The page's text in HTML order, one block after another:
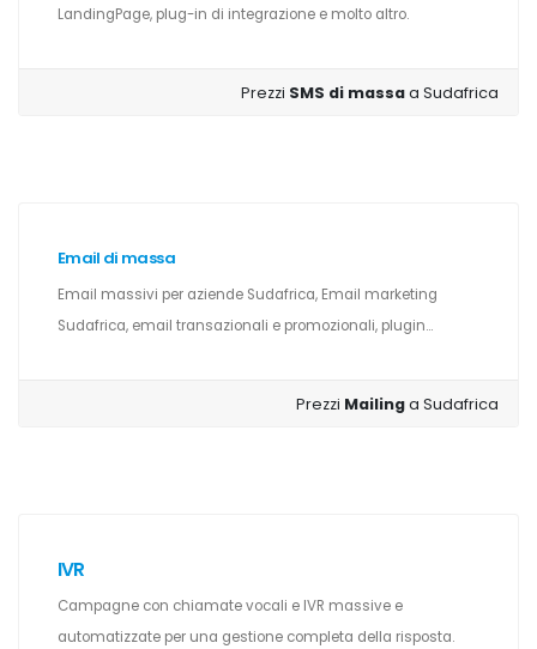
LandingPage, plug-in di integrazione e molto altro.
Prezzi SMS di massaa Sudafrica
Email di massa
Email massivi per aziende Sudafrica, Email marketing
Sudafrica, email transazionali e promozionali, plugin...
Prezzi Mailinga Sudafrica
IVR
Campagne con chiamate vocali e IVR massive e
automatizzate per una gestione completa della risposta.